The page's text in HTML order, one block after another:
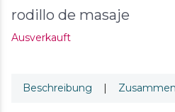
rodillo de masaje
Ausverkauft
Beschreibung |